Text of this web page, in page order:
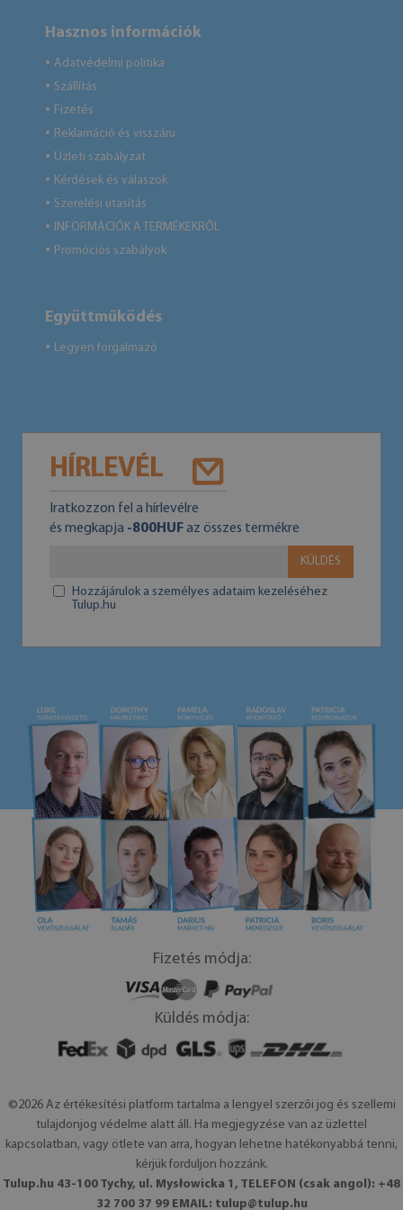
Hasznos információk
● Adatvédelmi politika
● Szállítás
● Fizetés
● Reklamáció és visszáru
● Üzleti szabályzat
● Kérdések és válaszok
● Szerelési utasítás
● INFORMÁCIÓK A TERMÉKEKRŐL
● Promóciós szabályok
Együttműködés
● Legyen forgalmazó
HÍRLEVÉL
Iratkozzon fel a hírlevélre
és megkapja -800HUFaz összes termékre
KÜLDÉS
Hozzájárulok a személyes adataim kezeléséhez
Tulup.hu
Fizetés módja:
Küldés módja:
©2026 Az értékesítési platform tartalma a lengyel szerzői jog és szellemi
tulajdonjog védelme alatt áll. Ha megjegyzése van az üzlettel
kapcsolatban, vagy ötlete van arra, hogyan lehetne hatékonyabbá tenni,
kérjük forduljon hozzánk.
Tulup.hu 43-100 Tychy, ul. Mysłowicka 1, TELEFON (csak angol): +48
32 700 37 99 EMAIL: tulup@tulup.hu